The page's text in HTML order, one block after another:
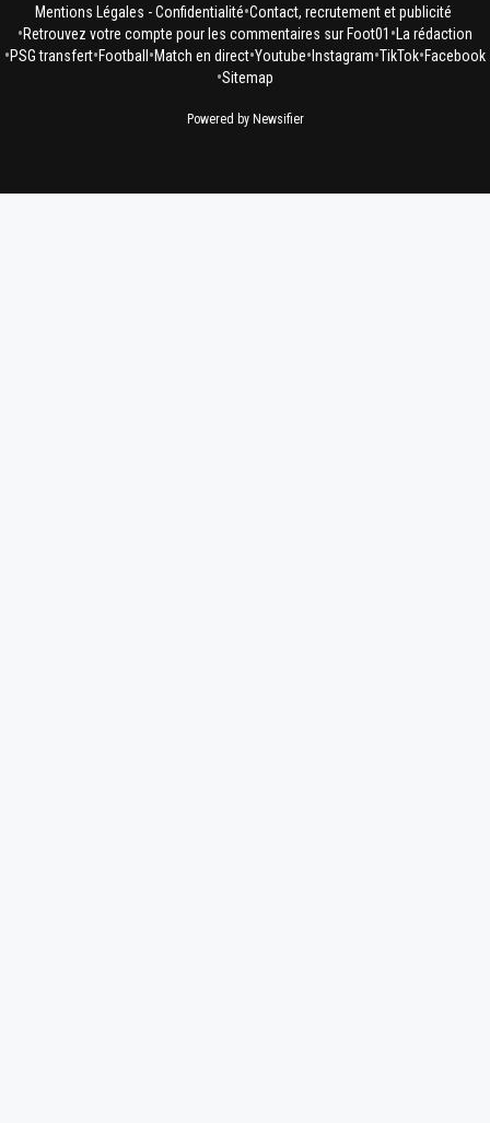
Mentions Légales - Confidentialité•Contact, recrutement et publicité
•Retrouvez votre compte pour les commentaires sur Foot01 • La rédaction
•PSG transfert•Football •Match en direct•Youtube• Instagram•TikTok•Facebook
•Sitemap
Powered by Newsifier